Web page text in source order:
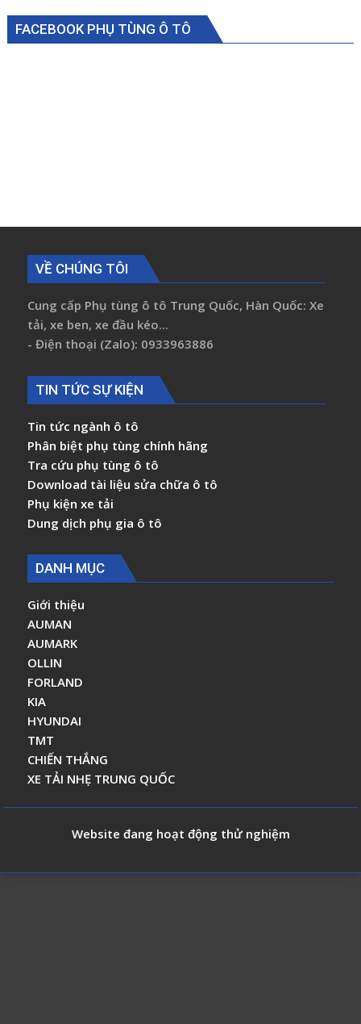
FACEBOOK PHỤ TÙNG Ô TÔ
VỀ CHÚNG TÔI
Cung cấp Phụ tùng ô tô Trung Quốc, Hàn Quốc: Xe
tải, xe ben, xe đầu kéo...
- Điện thoại (Zalo): 0933963886
TIN TỨC SỰ KIỆN
Tin tức ngành ô tô
Phân biệt phụ tùng chính hãng
Tra cứu phụ tùng ô tô
Download tài liệu sửa chữa ô tô
Phụ kiện xe tải
Dung dịch phụ gia ô tô
DANH MỤC
Giới thiệu
AUMAN
AUMARK
OLLIN
FORLAND
KIA
HYUNDAI
TMT
CHIẾN THẮNG
XE TẢI NHẸ TRUNG QUỐC
Website đang hoạt động thử nghiệm